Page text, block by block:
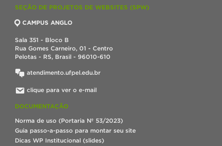
SEÇÃO DE PROJETOS DE WEBSITES (SPW)
CAMPUS ANGLO
Sala 351 - Bloco B
Rua Gomes Carneiro, 01 - Centro
Pelotas - RS, Brasil - 96010-610
atendimento.ufpel.edu.br
clique para ver o e-mail
DOCUMENTAÇÃO
Norma de uso (Portaria Nº 53/2023)
Guia passo-a-passo para montar seu site
Dicas WP Institucional (slides)